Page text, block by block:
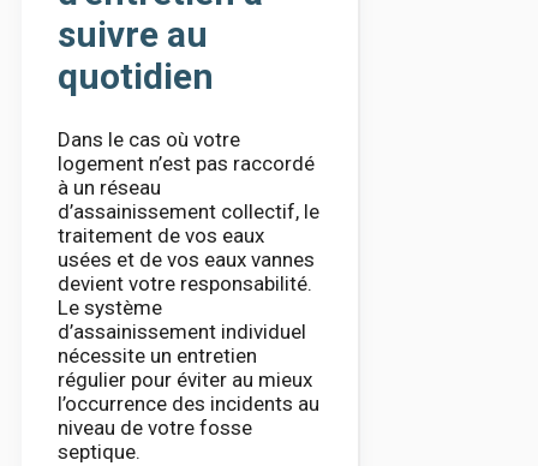
suivre au
quotidien
Dans le cas où votre
logement n’est pas raccordé
à un réseau
d’assainissement collectif, le
traitement de vos eaux
usées et de vos eaux vannes
devient votre responsabilité.
Le système
d’assainissement individuel
nécessite un entretien
régulier pour éviter au mieux
l’occurrence des incidents au
niveau de votre fosse
septique.